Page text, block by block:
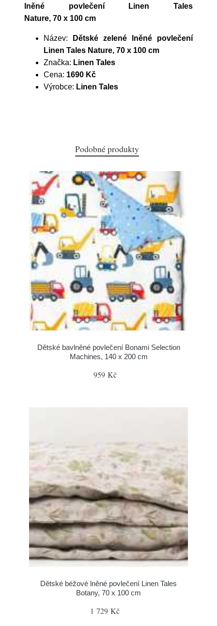
lněné povlečení Linen Tales
Nature, 70 x 100 cm
Název:
Dětské zelené lněné povlečení
Linen Tales Nature, 70 x 100 cm
Značka: Linen Tales
Cena: 1690 Kč
Výrobce: Linen Tales
Podobné produkty
Dětské bavlněné povlečení Bonami Selection
Machines, 140 x 200 cm
959 Kč
Dětské béžové lněné povlečení Linen Tales
Botany, 70 x 100 cm
1 729 Kč